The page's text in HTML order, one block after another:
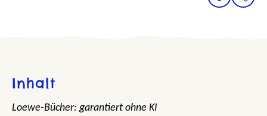
Inhalt
Loewe-Bücher: garantiert ohne KI